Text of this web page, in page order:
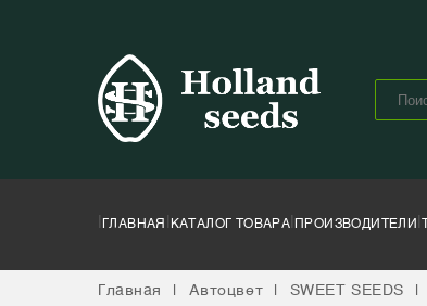
ГЛАВНАЯ КАТАЛОГ ТОВАРА ПРОИЗВОДИТЕЛИ |
Главная Автоцвет SWEET SEEDS